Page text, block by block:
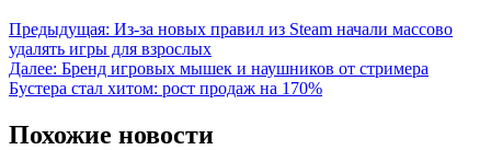
Предыдущая: Из-за новых правил из Steam начали массово
удалять игры для взрослых
Далее: Бренд игровых мышек и наушников от стримера
Бустера стал хитом: рост продаж на 170%
Похожие новости